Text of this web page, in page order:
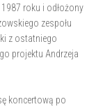
roku i odłożony
zespołu
z ostatniego
projektu Andrzeja
koncertową po